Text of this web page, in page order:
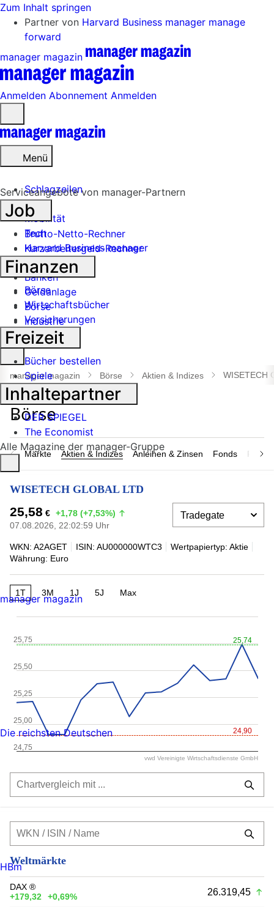
Zum Inhalt springen
Partner von Harvard Business manager manage
forward
manager magazin
Anmelden Abonnement Anmelden
öffnen
Menü
Schlagzeilen
Mobilität
Tech
Harvard Business manager
Handel
Banken
Geldanlage
Börse
Industrie
Suche
öffnen
manager magazin Börse Aktien & Indizes WISETECH
Märkte Aktien & Indizes Anleihen & Zinsen Fonds
WISETECH GLOBAL LTD
25,58 € +1,78 (+7,53%)
07.08.2026, 22:02:59 Uhr
WKN: A2AGET ISIN: AU000000WTC3
Wertpapiertyp: Aktie
Währung: Euro
1T 3M 1J 5J Max
25,74
24,90
24,75
25,00
25,25
25,50
25,75
vwd Vereinigte Wirtschaftsdienste GmbH
Weltmärkte
DAX ®
+179,32
+0,69% 26.319,45
Serviceangebote von manager-Partnern
Job
Brutto-Netto-Rechner
Kurzarbeitergeld-Rechner
Finanzen
Börse
Wirtschaftsbücher
Versicherungen
Freizeit
Bücher bestellen
Spiele
Inhaltepartner
DER SPIEGEL
The Economist
Alle Magazine der manager-Gruppe
manager magazin
Die reichsten Deutschen
HBm